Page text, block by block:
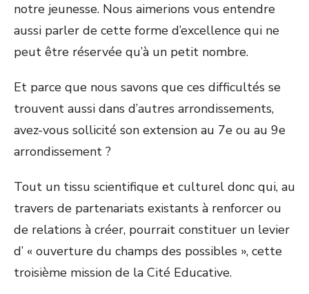
notre jeunesse. Nous aimerions vous entendre
aussi parler de cette forme d’excellence qui ne
peut être réservée qu’à un petit nombre.
Et parce que nous savons que ces difficultés se
trouvent aussi dans d’autres arrondissements,
avez-vous sollicité son extension au 7e ou au 9e
arrondissement ?
Tout un tissu scientifique et culturel donc qui, au
travers de partenariats existants à renforcer ou
de relations à créer, pourrait constituer un levier
d’ « ouverture du champs des possibles », cette
troisième mission de la Cité Educative.